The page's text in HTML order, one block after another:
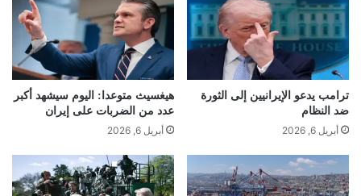
ترامب يدعو الإيرانيين إلى الثورة
ضد النظام
أبريل 6, 2026
هيغسيث متوعدا: اليوم سيشهد أكبر
عدد من الضربات على إيران
أبريل 6, 2026